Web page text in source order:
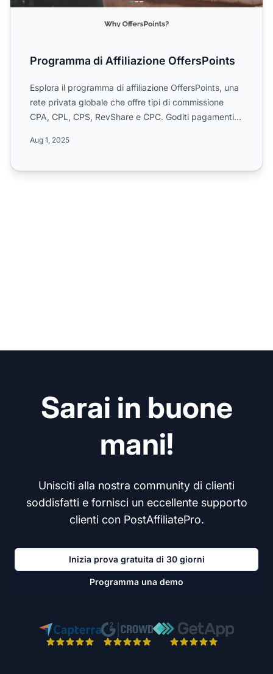
Programma di Affiliazione OffersPoints
Esplora il programma di affiliazione OffersPoints, una
rete privata globale che offre tipi di commissione
CPA, CPL, CPS, RevShare e CPC. Goditi pagamenti
Aug 1, 2025
Sarai in buone
mani!
Unisciti alla nostra community di clienti
soddisfatti e fornisci un eccellente supporto
clienti con PostAffiliatePro.
Inizia prova gratuita di 30 giorni
Programma una demo